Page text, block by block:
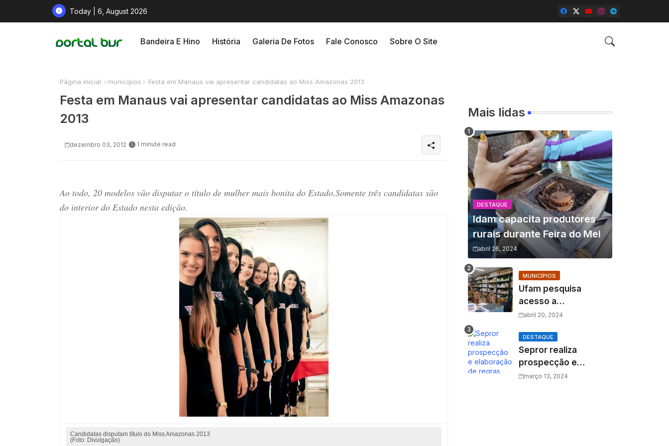
Today | 6, August 2026
Bandeira E Hino História Galeria De Fotos Fale Conosco Sobre O Site
Página inicial municípios Festa em Manaus vai apresentar candidatas ao Miss Amazonas 2013
Festa em Manaus vai apresentar candidatas ao Miss Amazonas
2013
dezembro 03, 2012 1 minute read
Ao todo, 20 modelos vão disputar o título de mulher mais bonita do Estado.Somente três candidatas são
do interior do Estado nesta edição.
Candidatas disputam título do Miss Amazonas 2013
(Foto: Divulgação)
Mais lidas
DESTAQUE
Idam capacita produtores
rurais durante Feira do Mel
abril 26, 2024
MUNICÍPIOS
Ufam pesquisa
acesso a
medicamentos na
amazônico sobre a
assistência
farmacêutica
abril 20, 2024
DESTAQUE
Sepror realiza
prospecção e
elaboração de regras
março 13, 2024